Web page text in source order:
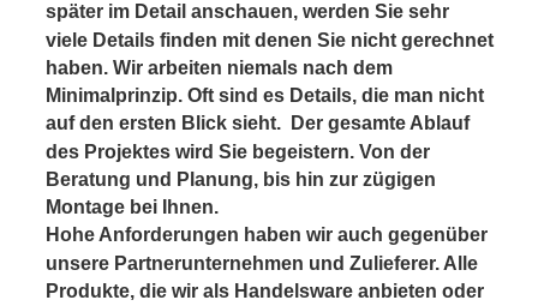
später im Detail anschauen, werden Sie sehr
viele Details finden mit denen Sie nicht gerechnet
haben. Wir arbeiten niemals nach dem
Minimalprinzip. Oft sind es Details, die man nicht
auf den ersten Blick sieht.  Der gesamte Ablauf
des Projektes wird Sie begeistern. Von der
Beratung und Planung, bis hin zur zügigen
Montage bei Ihnen.
Hohe Anforderungen haben wir auch gegenüber
unsere Partnerunternehmen und Zulieferer. Alle
Produkte, die wir als Handelsware anbieten oder